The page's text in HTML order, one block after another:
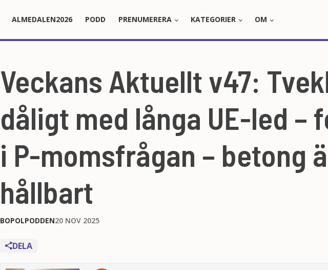
ALMEDALEN2026 PODD PRENUMERERA KATEGORIER OM
Veckans Aktuellt v47:
dåligt med långa UE-led –
i P-momsfrågan – betong
hållbart
BOPOLPODDEN20 NOV 2025
DELA